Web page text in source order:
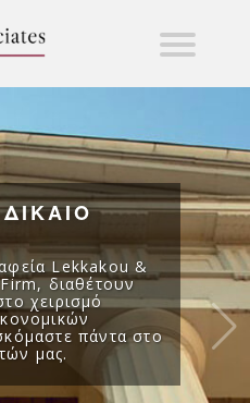
Lekkakou &
διαθέτουν
χειρισμό
πάντα στο
μας.